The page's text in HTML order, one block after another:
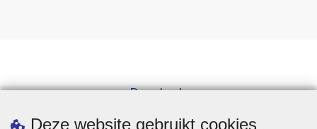
Deze website gebruikt cookies
Downloads